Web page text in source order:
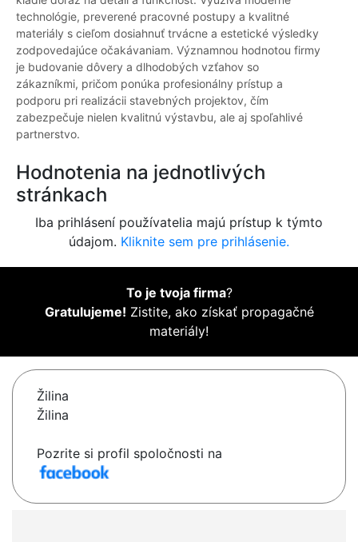
technológie, preverené pracovné postupy a kvalitné
materiály s cieľom dosiahnuť trvácne a estetické výsledky
zodpovedajúce očakávaniam. Významnou hodnotou firmy
je budovanie dôvery a dlhodobých vzťahov so
zákazníkmi, pričom ponúka profesionálny prístup a
podporu pri realizácii stavebných projektov, čím
zabezpečuje nielen kvalitnú výstavbu, ale aj spoľahlivé
partnerstvo.
Hodnotenia na jednotlivých
stránkach
Iba prihlásení používatelia majú prístup k týmto
údajom. Kliknite sem pre prihlásenie.
To je tvoja firma?
Gratulujeme! Zistite, ako získať propagačné
materiály!
Žilina
Žilina
Pozrite si profil spoločnosti na